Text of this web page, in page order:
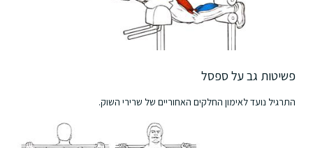
פשיטות גב על ספסל
התרגיל נועד לאימון החלקים האחוריים של שרירי השוק.